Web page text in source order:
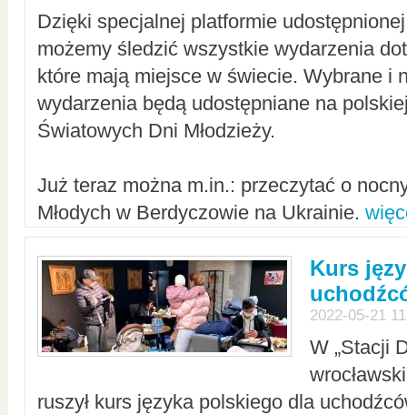
Dzięki specjalnej platformie
możemy śledzić wszystkie wydarzenia
które mają miejsce w świecie. Wybrane i
wydarzenia będą udostępniane na
Światowych Dni Młodzieży.
Już teraz można m.in.: przeczytać o
Młodych w Berdyczowie na Ukrainie.
Kurs
2022-05-21
W „Stacji
ruszył kurs języka polskiego dla